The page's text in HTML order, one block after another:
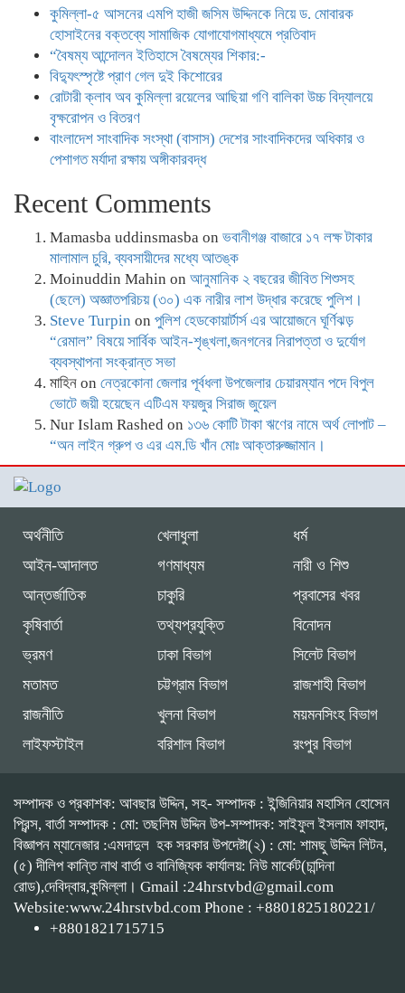
কুমিল্লা-৫ আসনের এমপি হাজী জসিম উদ্দিনকে নিয়ে ড. মোবারক
হোসাইনের বক্তব্যে সামাজিক যোগাযোগমাধ্যমে প্রতিবাদ
“বৈষম্য আন্দোলন ইতিহাসে বৈষম্যের শিকার:-
বিদ্যুৎস্পৃষ্টে প্রাণ গেল দুই কিশোরের
রোটারী ক্লাব অব কুমিল্লা রয়েলের আছিয়া গণি বালিকা উচ্চ বিদ্যালয়ে
বৃক্ষরোপন ও বিতরণ
বাংলাদেশ সাংবাদিক সংস্থা (বাসাস) দেশের সাংবাদিকদের অধিকার ও
পেশাগত মর্যাদা রক্ষায় অঙ্গীকারবদ্ধ
Recent Comments
Mamasba uddinsmasba on ভবানীগঞ্জ বাজারে ১৭ লক্ষ টাকার
মালামাল চুরি, ব্যবসায়ীদের মধ্যে আতঙ্ক
Moinuddin Mahin on আনুমানিক ২ বছরের জীবিত শিশুসহ
(ছেলে) অজ্ঞাতপরিচয় (৩০) এক নারীর লাশ উদ্ধার করেছে পুলিশ।
Steve Turpin on পুলিশ হেডকোয়ার্টার্স এর আয়োজনে ঘূর্ণিঝড়
“রেমাল” বিষয়ে সার্বিক আইন-শৃঙ্খলা,জনগনের নিরাপত্তা ও দুর্যোগ
ব্যবস্থাপনা সংক্রান্ত সভা
মাহিন on নেত্রকোনা জেলার পূর্বধলা উপজেলার চেয়ারম্যান পদে বিপুল
ভোটে জয়ী হয়েছেন এটিএম ফয়জুর সিরাজ জুয়েল
Nur Islam Rashed on ১৩৬ কোটি টাকা ঋণের নামে অর্থ লোপাট –
“অন লাইন গ্রুপ ও এর এম.ডি খাঁন মোঃ আক্তারুজ্জামান।
অর্থনীতি
আইন-আদালত
আন্তর্জাতিক
কৃষিবার্তা
খেলাধুলা
গণমাধ্যম
চাকুরি
তথ্যপ্রযুক্তি
ধর্ম
নারী ও শিশু
প্রবাসের খবর
বিনোদন
ভ্রমণ
মতামত
রাজনীতি
লাইফস্টাইল
ঢাকা বিভাগ
চট্টগ্রাম বিভাগ
খুলনা বিভাগ
বরিশাল বিভাগ
সিলেট বিভাগ
রাজশাহী বিভাগ
ময়মনসিংহ বিভাগ
রংপুর বিভাগ
সম্পাদক ও প্রকাশক: আবছার উদ্দিন, সহ- সম্পাদক : ইন্জিনিয়ার মহাসিন হোসেন
প্রিন্স, বার্তা সম্পাদক : মো: তছলিম উদ্দিন উপ-সম্পাদক: সাইফুল ইসলাম ফাহাদ,
বিজ্ঞাপন ম্যানেজার :এমদাদুল হক সরকার উপদেষ্টা(২) : মো: শামছু উদ্দিন লিটন,
(৫) দীলিপ কান্তি নাথ বার্তা ও বানিজ্যিক কার্যালয়: নিউ মার্কেট(চান্দিনা
রোড),দেবিদ্বার,কুমিল্লা। Gmail :24hrstvbd@gmail.com
Website:www.24hrstvbd.com Phone : +8801825180221/
+8801821715715